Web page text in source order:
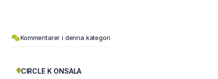
Kommentarer i denna kategori
CIRCLE K ONSALA